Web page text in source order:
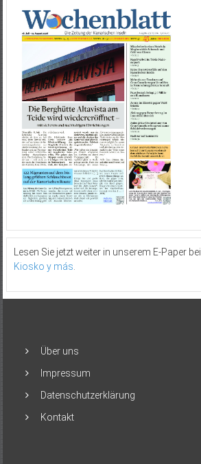
Lesen Sie jetzt weiter in unserem E-Paper bei
Kiosko y más
Über uns
Impressum
Datenschutzerklärung
Kontakt